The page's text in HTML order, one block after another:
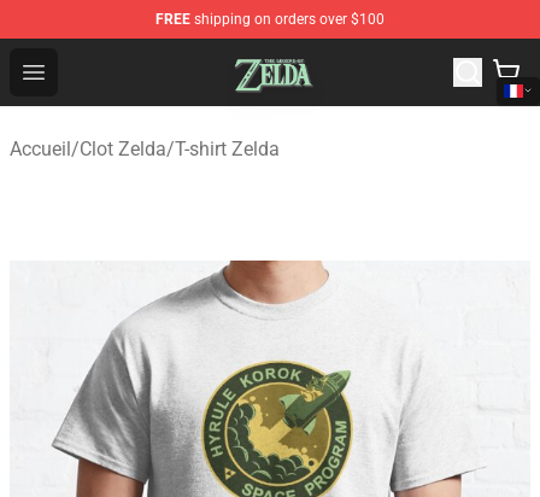
FREE shipping on orders over $100
Open menu
The Legend of Zelda Store - Official The Legend of
Accueil/Clot Zelda/T-shirt Zelda